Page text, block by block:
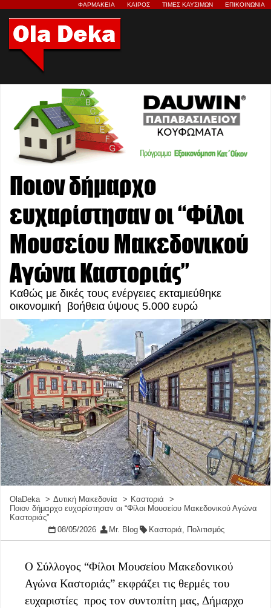
ΦΑΡΜΑΚΕΙΑ ΚΑΙΡΟΣ ΤΙΜΕΣ ΚΑΥΣΙΜΩΝ ΕΠΙΚΟΙΝΩΝΙΑ
Ποιον δήμαρχο
ευχαρίστησαν οι “Φίλοι
Μουσείου Μακεδονικού
Αγώνα Καστοριάς”
Καθώς με δικές τους ενέργειες εκταμιεύθηκε
οικονομική βοήθεια ύψους 5.000 ευρώ
OlaDeka Δυτική Μακεδονία
Καστοριά
Ποιον δήμαρχο ευχαρίστησαν οι “Φίλοι Μουσείου Μακεδονικού Αγώνα
Καστοριάς”
08/05/2026
Mr. Blog Καστοριά, Πολιτισμός
Ο Σύλλογος “Φίλοι Μουσείου Μακεδονικού
Αγώνα Καστοριάς” εκφράζει τις θερμές του
ευχαριστίες προς τον συντοπίτη μας, Δήμαρχο